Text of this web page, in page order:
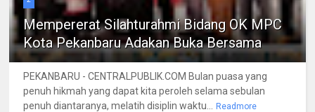
Mempererat Silahturahmi Bidang OK MPC
Kota Pekanbaru Adakan Buka Bersama
PEKANBARU - CENTRALPUBLIK.COM Bulan puasa yang
penuh hikmah yang dapat kita peroleh selama sebulan
penuh diantaranya, melatih disiplin waktu...
Readmore